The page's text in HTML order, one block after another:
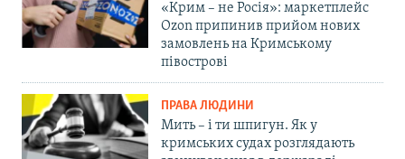
«Крим – не Росія»: маркетплейс
Ozon припинив прийом нових
замовлень на Кримському
півострові
ПРАВА ЛЮДИНИ
Мить – і ти шпигун. Як у
кримських судах розглядають